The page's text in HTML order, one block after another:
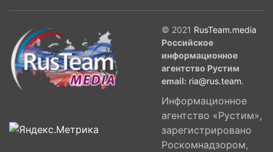
© 2021 RusTeam.media
Российское
информационное
агентство Рустим
email: ria@rus.team.
Информационное
агентство «Рустим»,
зарегистрировано
Роскомнадзором,